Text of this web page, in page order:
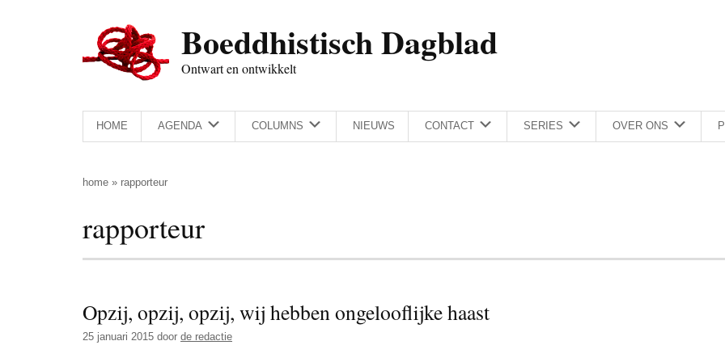
Boeddhistisch Dagblad
Ontwart en ontwikkelt
HOME AGENDA COLUMNS NIEUWS CONTACT SERIES OVER ONS
home » rapporteur
rapporteur
Opzij, opzij, opzij, wij hebben ongelooflijke haast
25 januari 2015 door de redactie